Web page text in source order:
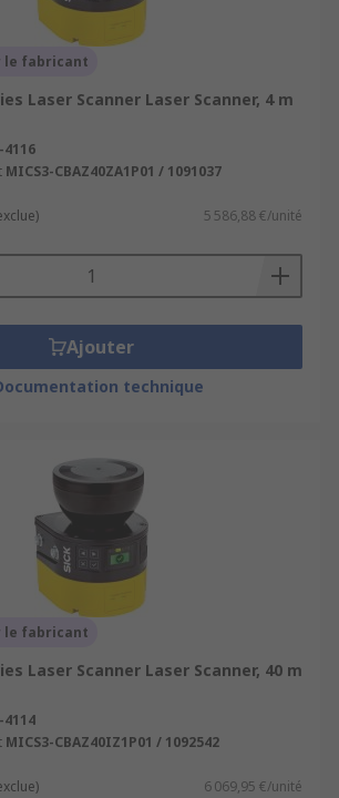
le fabricant
Laser Scanner Laser Scanner, 4 m
4116
MICS3-CBAZ40ZA1P01 / 1091037
5 586,88 €/unité
Ajouter
technique
le fabricant
Laser Scanner Laser Scanner, 40 m
4114
MICS3-CBAZ40IZ1P01 / 1092542
6 069,95 €/unité